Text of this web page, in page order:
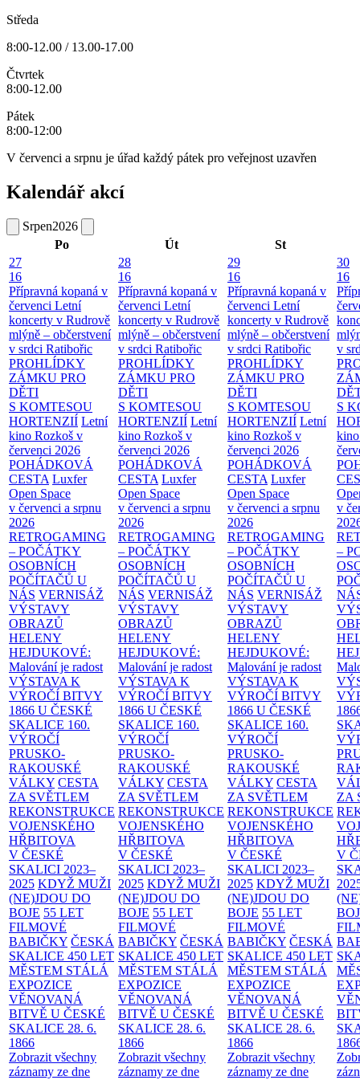
Středa
8:00-12.00 / 13.00-17.00
Čtvrtek
8:00-12.00
Pátek
8:00-12:00
V červenci a srpnu je úřad každý pátek pro veřejnost uzavřen
Kalendář akcí
Srpen2026
Po
Út
St
27
16
Přípravná kopaná v
červenci Letní
koncerty v Rudrově
mlýně – občerstvení
v srdci Ratibořic
PROHLÍDKY
ZÁMKU PRO
DĚTI
S KOMTESOU
HORTENZIÍ Letní
kino Rozkoš v
červenci 2026
POHÁDKOVÁ
CESTA Luxfer
Open Space
v červenci a srpnu
2026
RETROGAMING
– POČÁTKY
OSOBNÍCH
POČÍTAČŮ U
NÁS VERNISÁŽ
VÝSTAVY
OBRAZŮ
HELENY
HEJDUKOVÉ:
Malování je radost
VÝSTAVA K
VÝROČÍ BITVY
1866 U ČESKÉ
SKALICE 160.
VÝROČÍ
PRUSKO-
RAKOUSKÉ
VÁLKY CESTA
ZA SVĚTLEM
REKONSTRUKCE
VOJENSKÉHO
HŘBITOVA
V ČESKÉ
SKALICI 2023–
2025 KDYŽ MUŽI
(NE)JDOU DO
BOJE 55 LET
FILMOVÉ
BABIČKY ČESKÁ
SKALICE 450 LET
MĚSTEM STÁLÁ
EXPOZICE
VĚNOVANÁ
BITVĚ U ČESKÉ
SKALICE 28. 6.
1866
Zobrazit všechny
záznamy ze dne
28
16
Přípravná kopaná v
červenci Letní
koncerty v Rudrově
mlýně – občerstvení
v srdci Ratibořic
PROHLÍDKY
ZÁMKU PRO
DĚTI
S KOMTESOU
HORTENZIÍ Letní
kino Rozkoš v
červenci 2026
POHÁDKOVÁ
CESTA Luxfer
Open Space
v červenci a srpnu
2026
RETROGAMING
– POČÁTKY
OSOBNÍCH
POČÍTAČŮ U
NÁS VERNISÁŽ
VÝSTAVY
OBRAZŮ
HELENY
HEJDUKOVÉ:
Malování je radost
VÝSTAVA K
VÝROČÍ BITVY
1866 U ČESKÉ
SKALICE 160.
VÝROČÍ
PRUSKO-
RAKOUSKÉ
VÁLKY CESTA
ZA SVĚTLEM
REKONSTRUKCE
VOJENSKÉHO
HŘBITOVA
V ČESKÉ
SKALICI 2023–
2025 KDYŽ MUŽI
(NE)JDOU DO
BOJE 55 LET
FILMOVÉ
BABIČKY ČESKÁ
SKALICE 450 LET
MĚSTEM STÁLÁ
EXPOZICE
VĚNOVANÁ
BITVĚ U ČESKÉ
SKALICE 28. 6.
1866
Zobrazit všechny
záznamy ze dne
29
16
Přípravná kopaná v
červenci Letní
koncerty v Rudrově
mlýně – občerstvení
v srdci Ratibořic
PROHLÍDKY
ZÁMKU PRO
DĚTI
S KOMTESOU
HORTENZIÍ Letní
kino Rozkoš v
červenci 2026
POHÁDKOVÁ
CESTA Luxfer
Open Space
v červenci a srpnu
2026
RETROGAMING
– POČÁTKY
OSOBNÍCH
POČÍTAČŮ U
NÁS VERNISÁŽ
VÝSTAVY
OBRAZŮ
HELENY
HEJDUKOVÉ:
Malování je radost
VÝSTAVA K
VÝROČÍ BITVY
1866 U ČESKÉ
SKALICE 160.
VÝROČÍ
PRUSKO-
RAKOUSKÉ
VÁLKY CESTA
ZA SVĚTLEM
REKONSTRUKCE
VOJENSKÉHO
HŘBITOVA
V ČESKÉ
SKALICI 2023–
2025 KDYŽ MUŽI
(NE)JDOU DO
BOJE 55 LET
FILMOVÉ
BABIČKY ČESKÁ
SKALICE 450 LET
MĚSTEM STÁLÁ
EXPOZICE
VĚNOVANÁ
BITVĚ U ČESKÉ
SKALICE 28. 6.
1866
Zobrazit všechny
záznamy ze dne
30
16
v
S
v
–
ZA
V